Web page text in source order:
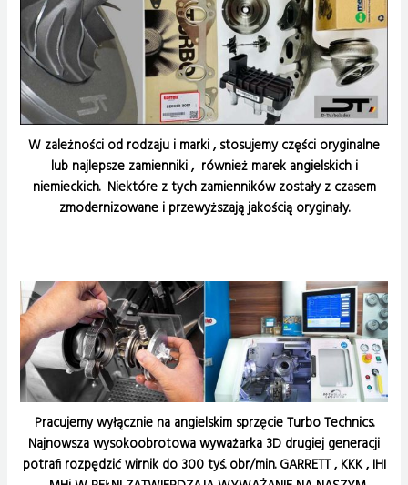
W zależności od rodzaju i marki , stosujemy części oryginalne
lub najlepsze zamienniki , również marek angielskich i
niemieckich. Niektóre z tych zamienników zostały z czasem
zmodernizowane i przewyższają jakością oryginały.
Pracujemy wyłącznie na angielskim sprzęcie Turbo Technics.
Najnowsza wysokoobrotowa wyważarka 3D drugiej generacji
potrafi rozpędzić wirnik do 300 tyś. obr/min. GARRETT , KKK , IHI